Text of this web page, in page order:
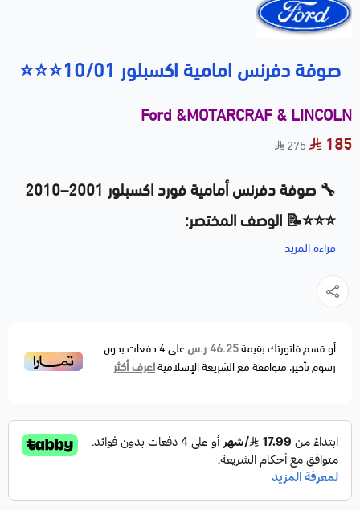
صوفة دفرنس امامية اكسبلور 10/01⭐⭐⭐
Ford &MOTARCRAF & LINCOLN
185
275
🔧 صوفة دفرنس أمامية فورد اكسبلور 2001–2010
⭐⭐⭐📝 الوصف المختصر:
مصممة خصيصًا لمنع تسرب الزيوت في محور الدفرنس الأمامي،
ومتوافقة مع فورد اكسبلور ومجموعة واسعة من السيارات الأخرى.
Ford Explorer— 2001 إلى 2010
Lincoln Aviator— 2003 إلى 2005
Mercury Mountaineer— 1997 إلى 2010
Mazda B3000 / B4000 / Navajo— 1991 إلى 2010
قراءة المزيد
أو قسم فاتورتك بقيمة46.25 ر.س على4دفعات بدون
رسوم تأخير، متوافقة مع الشريعة الإسلاميةاعرف أكثر